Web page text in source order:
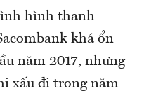
hình thanh
khá ổn
năm 2017, nhưng
xấu đi trong năm